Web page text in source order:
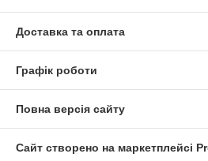
Доставка та оплата
Графік роботи
Повна версія сайту
Сайт створено на маркетплейсі